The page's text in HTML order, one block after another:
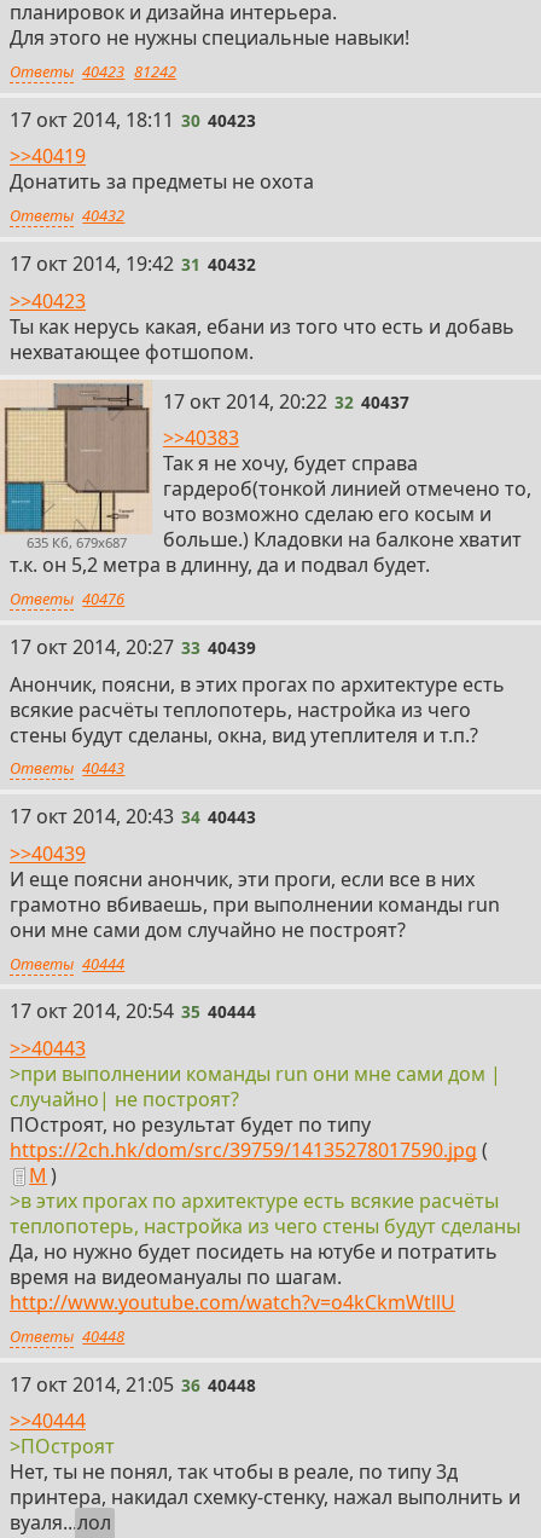
планировок и дизайна интерьера.
Для этого не нужны специальные навыки!
Ответы 40423 81242
30
17 окт 2014, 18:11 30 40423
>>40419
Донатить за предметы не охота
Ответы 40432
31
17 окт 2014, 19:42 31 40432
>>40423
Ты как нерусь какая, ебани из того что есть и добавь
нехватающее фотшопом.
635 Кб, 679x687
32
17 окт 2014, 20:22 32 40437
>>40383
Так я не хочу, будет справа
гардероб(тонкой линией отмечено то,
что возможно сделаю его косым и
больше.) Кладовки на балконе хватит
т.к. он 5,2 метра в длинну, да и подвал будет.
Ответы 40476
33
17 окт 2014, 20:27 33 40439
Анончик, поясни, в этих прогах по архитектуре есть
всякие расчёты теплопотерь, настройка из чего
стены будут сделаны, окна, вид утеплителя и т.п.?
Ответы 40443
34
17 окт 2014, 20:43 34 40443
>>40439
И еще поясни анончик, эти проги, если все в них
грамотно вбиваешь, при выполнении команды run
они мне сами дом случайно не построят?
Ответы 40444
35
17 окт 2014, 20:54 35 40444
>>40443
>при выполнении команды run они мне сами дом |
случайно| не построят?
ПОстроят, но результат будет по типу
https://2ch.hk/dom/src/39759/14135278017590.jpg (
М )
>в этих прогах по архитектуре есть всякие расчёты
теплопотерь, настройка из чего стены будут сделаны
Да, но нужно будет посидеть на ютубе и потратить
время на видеомануалы по шагам.
http://www.youtube.com/watch?v=o4kCkmWtllU
Ответы 40448
36
17 окт 2014, 21:05 36 40448
>>40444
>ПОстроят
Нет, ты не понял, так чтобы в реале, по типу 3д
принтера, накидал схемку-стенку, нажал выполнить и
вуаля...лол